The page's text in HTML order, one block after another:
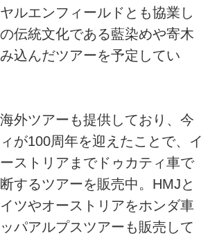
ルエンフィールドとも協業し
伝統文化である藍染めや寄木
込んだツアーを予定してい
外ツアーも提供しており、今
が100周年を迎えたことで、イ
ストリアまでドゥカティ車で
するツアーを販売中。HMJと
ツやオーストリアをホンダ車
パアルプスツアーも販売して